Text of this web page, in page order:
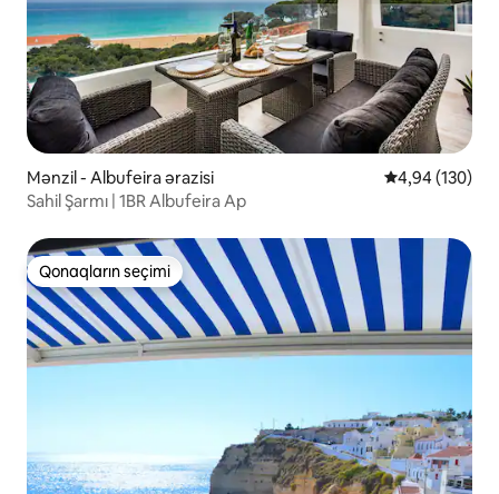
Mənzil - Albufeira ərazisi Ortalama
4,94 (130)
Sahil Şarmı | 1BR Albufeira Ap
Qonaqların seçimi
Qonaqların seçimi